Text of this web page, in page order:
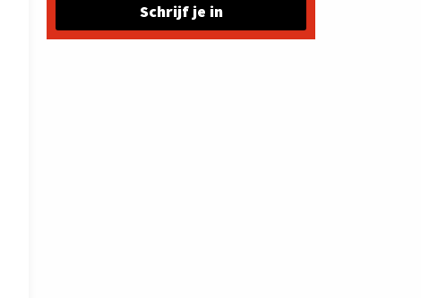
Schrijf je in